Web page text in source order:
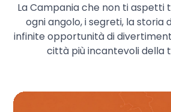
La Campania che non ti aspetti
ogni angolo, i segreti, la storia
infinite opportunità di
città più incantevoli della